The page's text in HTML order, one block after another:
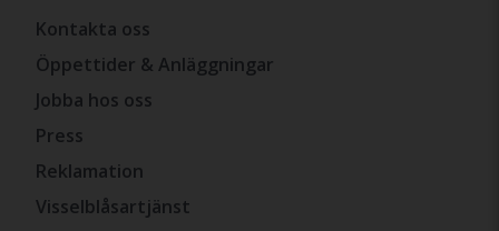
Kontakta oss
Öppettider & Anläggningar
Jobba hos oss
Press
Reklamation
Visselblåsartjänst